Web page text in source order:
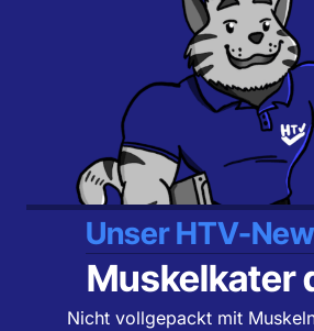
Unser HTV-
Muskelkater
Nicht vollgepackt mit